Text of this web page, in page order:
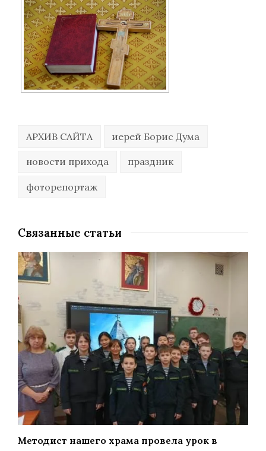
АРХИВ САЙТА иерей Борис Дума
новости прихода праздник
фоторепортаж
Связанные статьи
Методист нашего храма провела урок в